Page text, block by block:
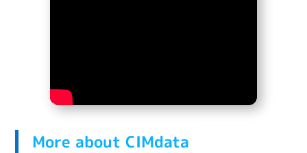
More about CIMdata